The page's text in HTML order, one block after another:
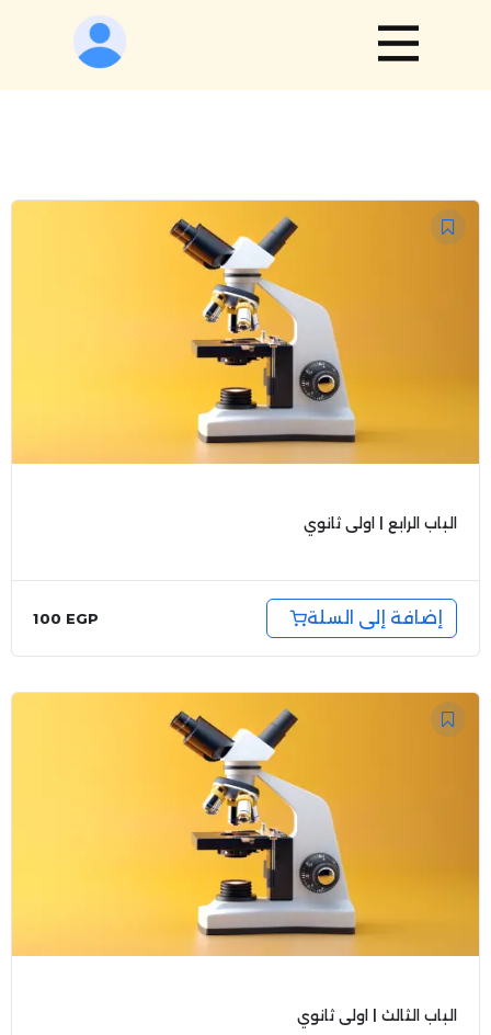
الباب الرابع | اولى ثانوي
100 EGP إضافة إلى السلة
الباب الثالث | اولى ثانوي